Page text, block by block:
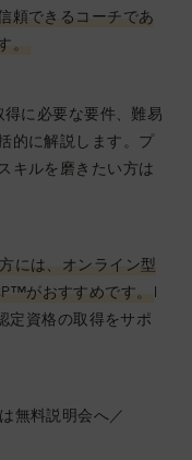
頼できるコーチであ
。
に必要な要件、難易
的に解説します。プ
キルを磨きたい方は
には、オンライン型
がおすすめです。
I
定資格の取得をサポ
無料説明会へ／